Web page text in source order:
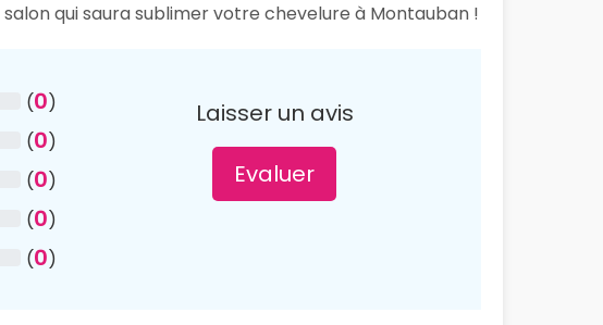
qui saura sublimer votre chevelure à Montauban !
(0)
(0)
(0)
(0)
(0)
Laisser un avis
Evaluer